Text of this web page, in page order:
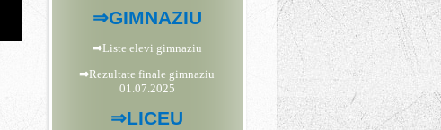
⇒GIMNAZIU
⇒Liste elevi gimnaziu
⇒Rezultate finale gimnaziu
01.07.2025
⇒LICEU